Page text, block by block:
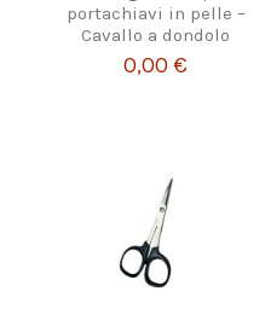
portachiavi in pelle –
Cavallo a dondolo
0,00 €